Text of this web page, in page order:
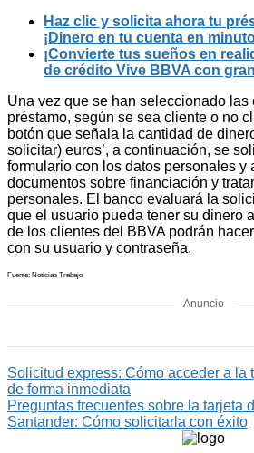
Haz clic y solicita ahora tu
¡Dinero en tu cuenta en
¡Convierte tus sueños en
de crédito Vive BBVA con
Una vez que se han seleccionado las
préstamo, según se sea cliente o no
botón que señala la cantidad de
solicitar) euros’, a continuación, se
formulario con los datos personales y
documentos sobre financiación y
personales. El banco evaluará la
que el usuario pueda tener su dinero
de los clientes del BBVA podrán
con su usuario y contraseña.
Fuente: Noticias Trabajo
Anuncio
Solicitud express: Cómo acceder a la
de forma inmediata
Preguntas frecuentes sobre la tarjeta
Santander: Cómo solicitarla con éxito